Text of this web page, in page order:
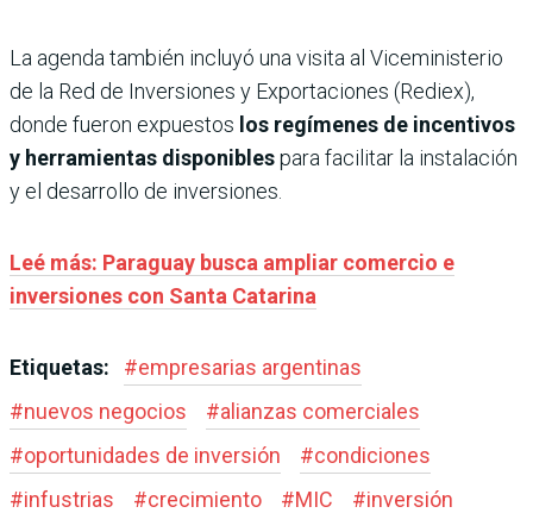
La agenda también incluyó una visita al Viceministerio
de la Red de Inversiones y Exportaciones (Rediex),
donde fueron expuestos los regímenes de incentivos
y herramientas disponiblespara facilitar la instalación
y el desarrollo de inversiones.
Leé más: Paraguay busca ampliar comercio e
inversiones con Santa Catarina
Etiquetas: #empresarias argentinas
#nuevos negocios #alianzas comerciales
#oportunidades de inversión #condiciones
#infustrias #crecimiento #MIC #inversión